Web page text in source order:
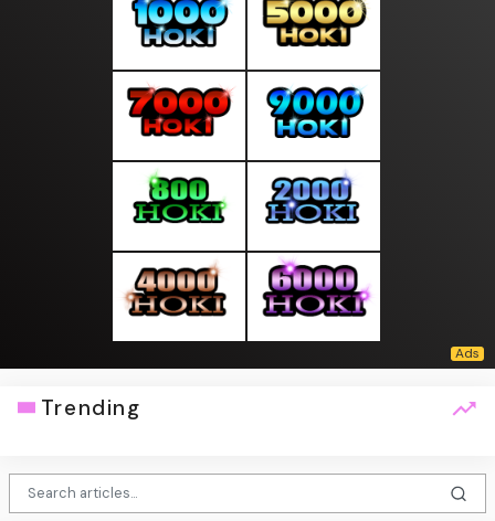
Trending